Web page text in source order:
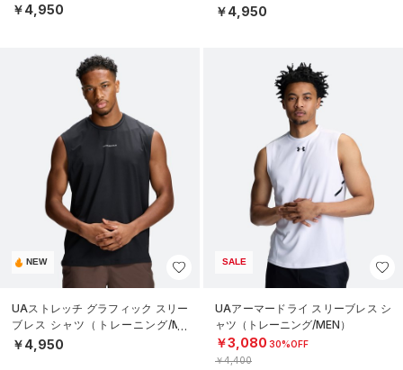
￥4,950
N）
￥4,950
NEW
UAストレッチ グラフィック スリー
ブレス シャツ（トレーニング/ME
N）
￥4,950
SALE
UAアーマードライ スリーブレス シ
ャツ（トレーニング/MEN）
￥3,080 30%OFF
￥4,400